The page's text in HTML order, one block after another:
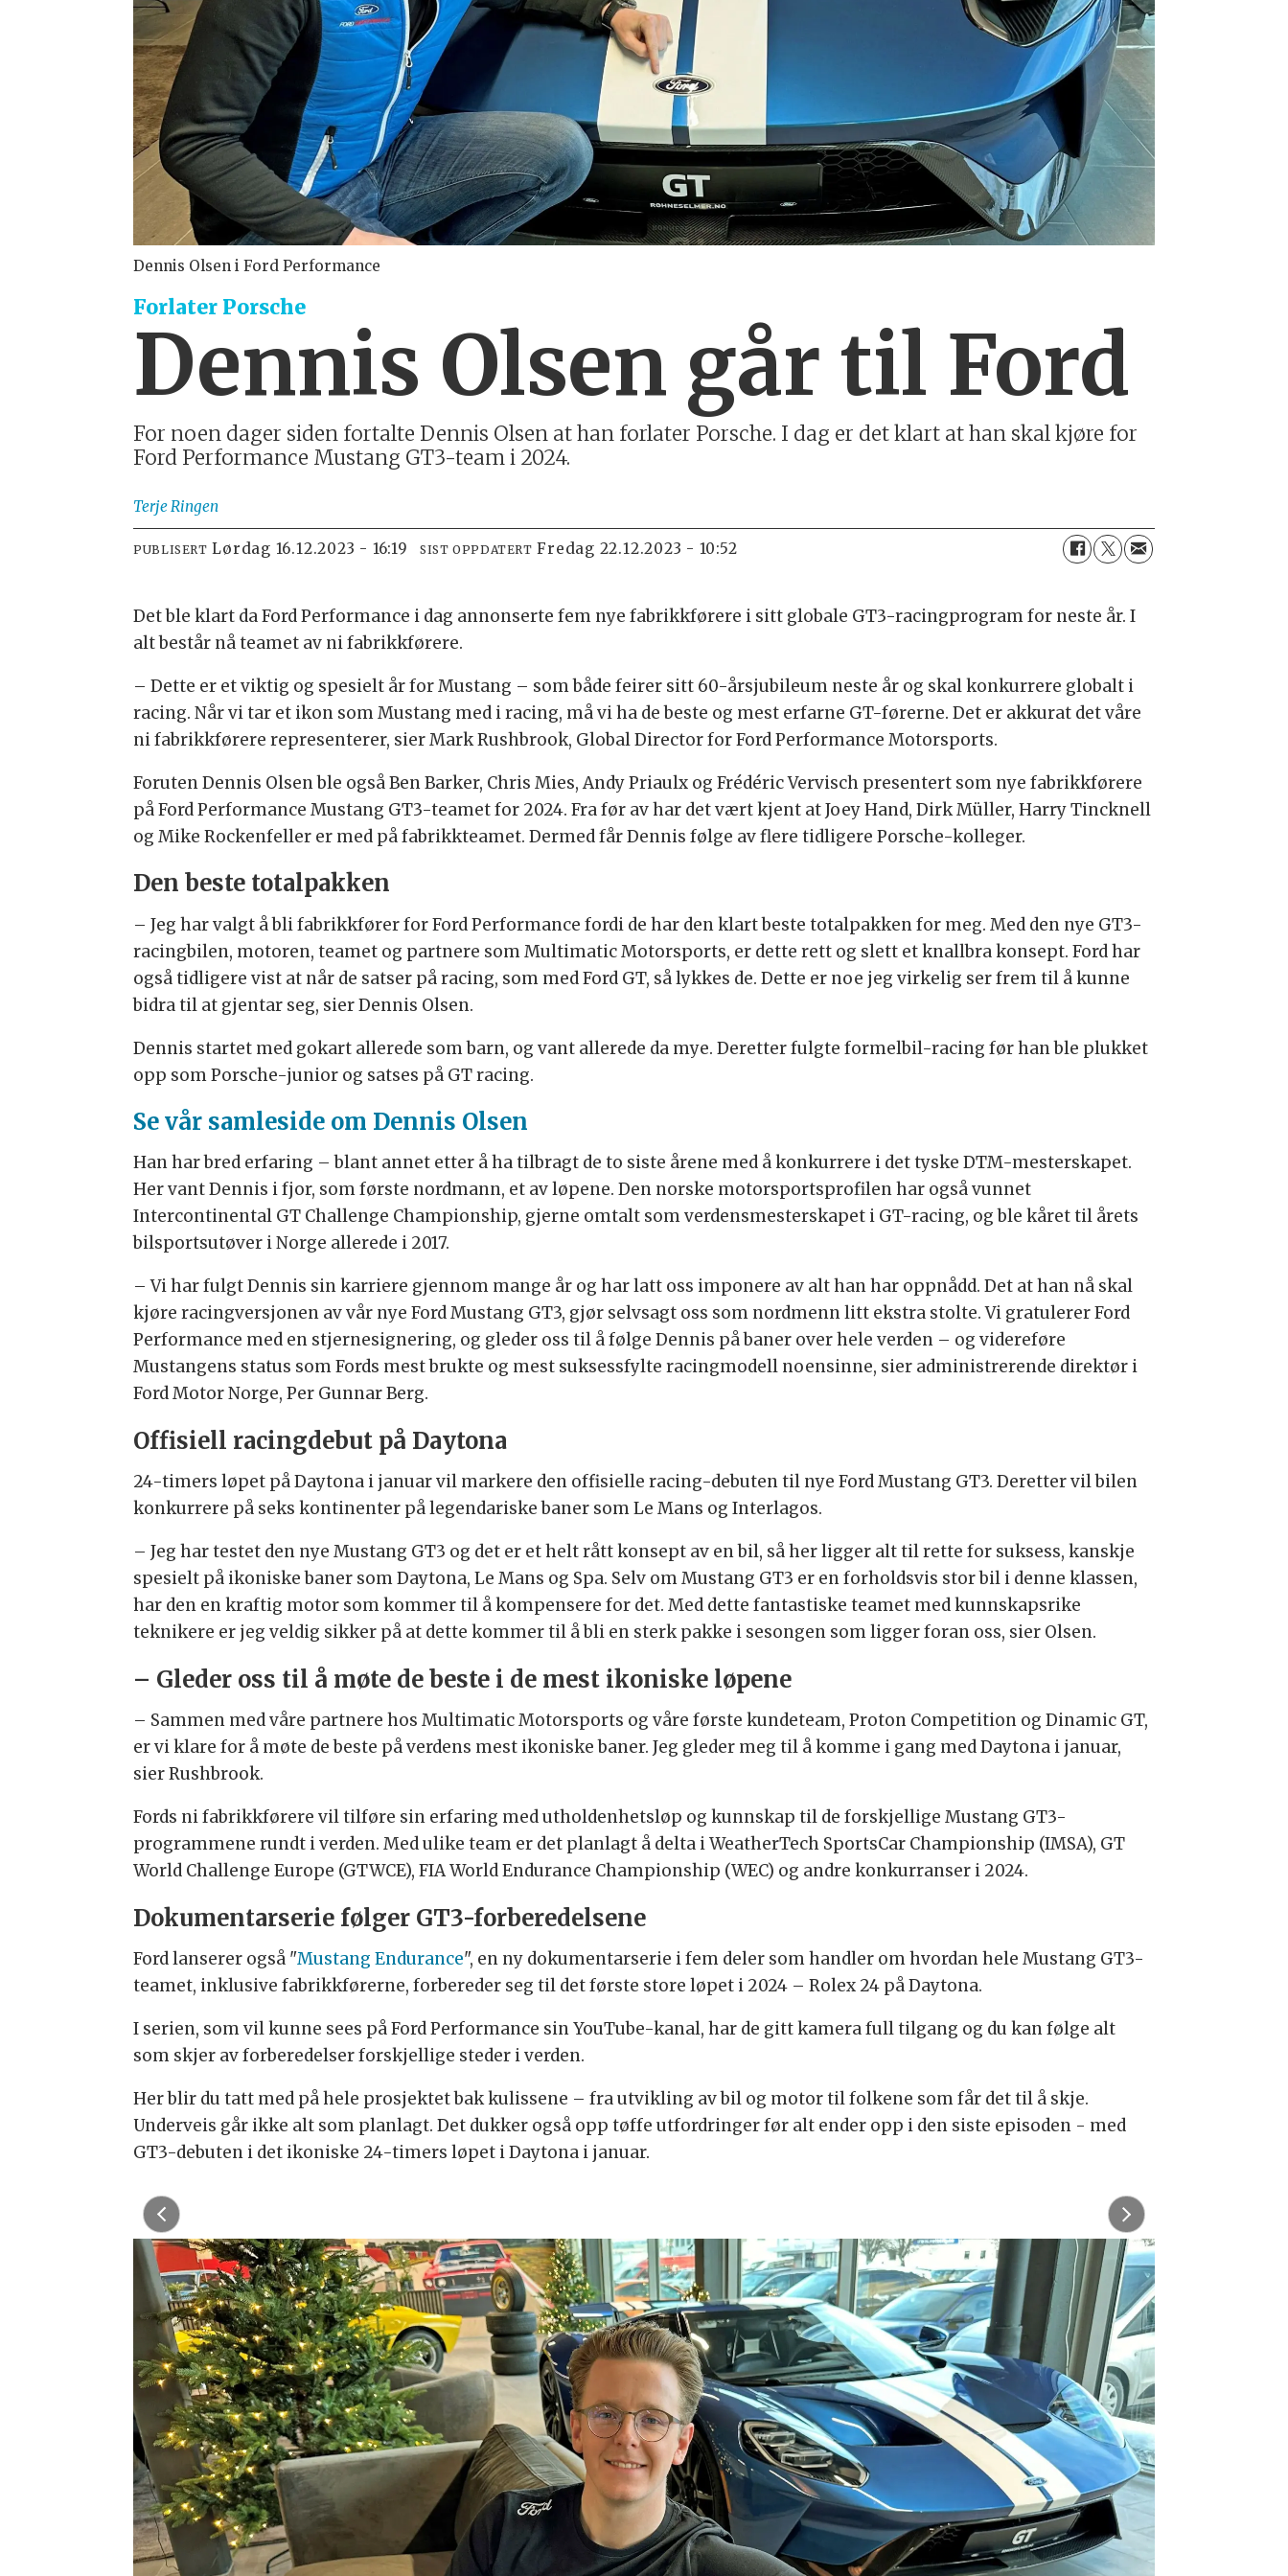
Dennis Olsen i Ford Performance
Forlater Porsche
Dennis Olsen går til Ford
For noen dager siden fortalte Dennis Olsen at han forlater Porsche. I dag er det klart at han skal kjøre for
Ford Performance Mustang GT3-team i 2024.
Terje Ringen
PUBLISERT lørdag 16.12.2023 - 16:19 SIST OPPDATERT fredag 22.12.2023 - 10:52
Det ble klart da Ford Performance i dag annonserte fem nye fabrikkførere i sitt globale GT3-racingprogram for neste år. I
alt består nå teamet av ni fabrikkførere.
– Dette er et viktig og spesielt år for Mustang – som både feirer sitt 60-årsjubileum neste år og skal konkurrere globalt i
racing. Når vi tar et ikon som Mustang med i racing, må vi ha de beste og mest erfarne GT-førerne. Det er akkurat det våre
ni fabrikkførere representerer, sier Mark Rushbrook, Global Director for Ford Performance Motorsports.
Foruten Dennis Olsen ble også Ben Barker, Chris Mies, Andy Priaulx og Frédéric Vervisch presentert som nye fabrikkførere
på Ford Performance Mustang GT3-teamet for 2024. Fra før av har det vært kjent at Joey Hand, Dirk Müller, Harry Tincknell
og Mike Rockenfeller er med på fabrikkteamet. Dermed får Dennis følge av flere tidligere Porsche-kolleger.
Den beste totalpakken
– Jeg har valgt å bli fabrikkfører for Ford Performance fordi de har den klart beste totalpakken for meg. Med den nye GT3-
racingbilen, motoren, teamet og partnere som Multimatic Motorsports, er dette rett og slett et knallbra konsept. Ford har
også tidligere vist at når de satser på racing, som med Ford GT, så lykkes de. Dette er noe jeg virkelig ser frem til å kunne
bidra til at gjentar seg, sier Dennis Olsen.
Dennis startet med gokart allerede som barn, og vant allerede da mye. Deretter fulgte formelbil-racing før han ble plukket
opp som Porsche-junior og satses på GT racing.
Se vår samleside om Dennis Olsen
Han har bred erfaring – blant annet etter å ha tilbragt de to siste årene med å konkurrere i det tyske DTM-mesterskapet.
Her vant Dennis i fjor, som første nordmann, et av løpene. Den norske motorsportsprofilen har også vunnet
Intercontinental GT Challenge Championship, gjerne omtalt som verdensmesterskapet i GT-racing, og ble kåret til årets
bilsportsutøver i Norge allerede i 2017.
– Vi har fulgt Dennis sin karriere gjennom mange år og har latt oss imponere av alt han har oppnådd. Det at han nå skal
kjøre racingversjonen av vår nye Ford Mustang GT3, gjør selvsagt oss som nordmenn litt ekstra stolte. Vi gratulerer Ford
Performance med en stjernesignering, og gleder oss til å følge Dennis på baner over hele verden – og videreføre
Mustangens status som Fords mest brukte og mest suksessfylte racingmodell noensinne, sier administrerende direktør i
Ford Motor Norge, Per Gunnar Berg.
Offisiell racingdebut på Daytona
24-timers løpet på Daytona i januar vil markere den offisielle racing-debuten til nye Ford Mustang GT3. Deretter vil bilen
konkurrere på seks kontinenter på legendariske baner som Le Mans og Interlagos.
– Jeg har testet den nye Mustang GT3 og det er et helt rått konsept av en bil, så her ligger alt til rette for suksess, kanskje
spesielt på ikoniske baner som Daytona, Le Mans og Spa. Selv om Mustang GT3 er en forholdsvis stor bil i denne klassen,
har den en kraftig motor som kommer til å kompensere for det. Med dette fantastiske teamet med kunnskapsrike
teknikere er jeg veldig sikker på at dette kommer til å bli en sterk pakke i sesongen som ligger foran oss, sier Olsen.
– Gleder oss til å møte de beste i de mest ikoniske løpene
– Sammen med våre partnere hos Multimatic Motorsports og våre første kundeteam, Proton Competition og Dinamic GT,
er vi klare for å møte de beste på verdens mest ikoniske baner. Jeg gleder meg til å komme i gang med Daytona i januar,
sier Rushbrook.
Fords ni fabrikkførere vil tilføre sin erfaring med utholdenhetsløp og kunnskap til de forskjellige Mustang GT3-
programmene rundt i verden. Med ulike team er det planlagt å delta i WeatherTech SportsCar Championship (IMSA), GT
World Challenge Europe (GTWCE), FIA World Endurance Championship (WEC) og andre konkurranser i 2024.
Dokumentarserie følger GT3-forberedelsene
Ford lanserer også "Mustang Endurance", en ny dokumentarserie i fem deler som handler om hvordan hele Mustang GT3-
teamet, inklusive fabrikkførerne, forbereder seg til det første store løpet i 2024 – Rolex 24 på Daytona.
I serien, som vil kunne sees på Ford Performance sin YouTube-kanal, har de gitt kamera full tilgang og du kan følge alt
som skjer av forberedelser forskjellige steder i verden.
Her blir du tatt med på hele prosjektet bak kulissene – fra utvikling av bil og motor til folkene som får det til å skje.
Underveis går ikke alt som planlagt. Det dukker også opp tøffe utfordringer før alt ender opp i den siste episoden - med
GT3-debuten i det ikoniske 24-timers løpet i Daytona i januar.